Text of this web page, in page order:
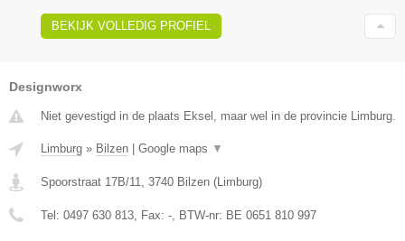
BEKIJK VOLLEDIG PROFIEL
Designworx
Niet gevestigd in de plaats Eksel, maar wel in de provincie Limburg.
Limburg » Bilzen Google maps ▼
Spoorstraat 17B/11, 3740 Bilzen (Limburg)
Tel: 0497 630 813, Fax: -, BTW-nr: BE 0651 810 997